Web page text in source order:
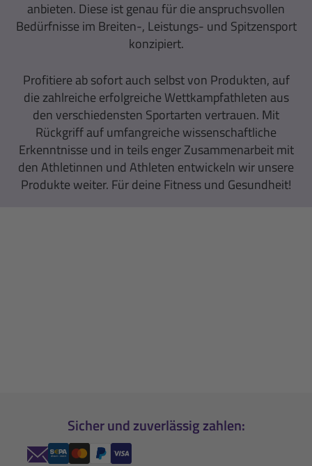
anbieten. Diese ist genau für die anspruchsvollen
Bedürfnisse im Breiten-, Leistungs- und Spitzensport
konzipiert.
Profitiere ab sofort auch selbst von Produkten, auf
die zahlreiche erfolgreiche Wettkampfathleten aus
den verschiedensten Sportarten vertrauen. Mit
Rückgriff auf umfangreiche wissenschaftliche
Erkenntnisse und in teils enger Zusammenarbeit mit
den Athletinnen und Athleten entwickeln wir unsere
Produkte weiter. Für deine Fitness und Gesundheit!
Sicher und zuverlässig zahlen: